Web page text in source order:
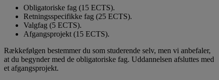
Obligatoriske fag (15 ECTS).
Retningsspecifikke fag (25 ECTS).
Valgfag (5 ECTS).
Afgangsprojekt (15 ECTS).
Rækkefølgen bestemmer du som studerende selv, men vi anbefaler,
at du begynder med de obligatoriske fag. Uddannelsen afsluttes med
et afgangsprojekt.